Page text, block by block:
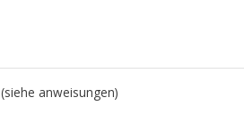
(siehe anweisungen)